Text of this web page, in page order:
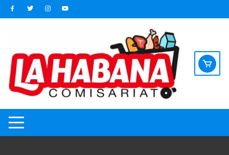
Saltar
al